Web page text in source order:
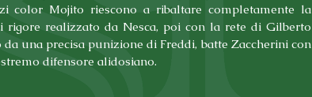
color Mojito riescono a ribaltare completamente la
realizzato da Nesca, poi con la rete di Gilberto
una precisa punizione di Freddi, batte Zaccherini con
difensore alidosiano.